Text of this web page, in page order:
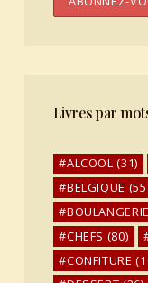
Livres par
ALCOOL (31)
BELGIQUE
BOULANGERIE
CHEFS (80)
CONFITURE